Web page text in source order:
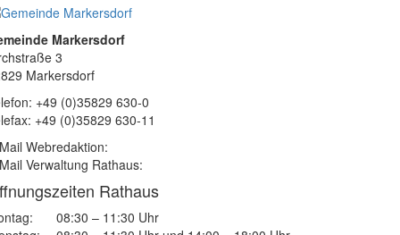
Markersdorf
3
Markersdorf
+49 (0)35829 630-0
+49 (0)35829 630-11
Webredaktion:
Verwaltung Rathaus:
Rathaus
08:30 – 11:30 Uhr